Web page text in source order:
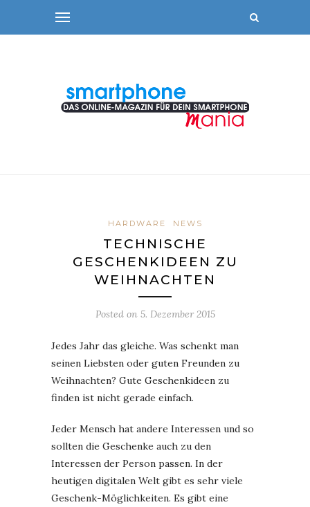
HARDWARE NEWS
TECHNISCHE
GESCHENKIDEEN ZU
WEIHNACHTEN
Posted on 5. Dezember 2015
Jedes Jahr das gleiche. Was schenkt man
seinen Liebsten oder guten Freunden zu
Weihnachten? Gute Geschenkideen zu
finden ist nicht gerade einfach.
Jeder Mensch hat andere Interessen und so
sollten die Geschenke auch zu den
Interessen der Person passen. In der
heutigen digitalen Welt gibt es sehr viele
Geschenk-Möglichkeiten. Es gibt eine